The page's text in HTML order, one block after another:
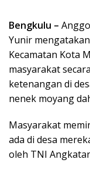
Bengkulu –
Yunir
Kecamatan Kota
masyarakat
ketenangan di
nenek moyang
Masyarakat
ada di desa
oleh TNI